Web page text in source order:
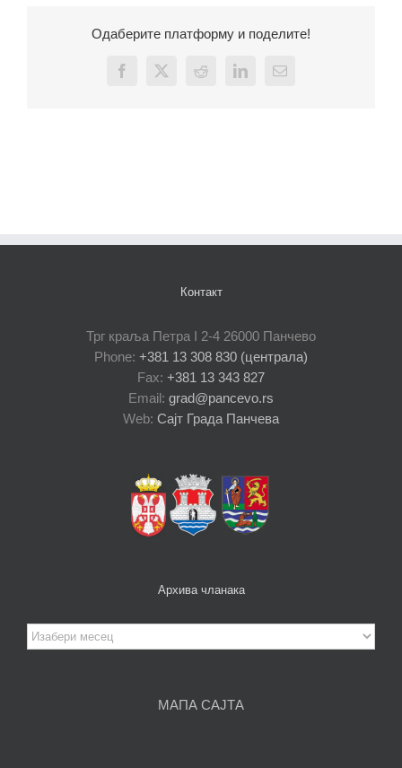
Одаберите платформу и поделите!
Facebook
X Reddit LinkedInEmail
Контакт
Трг краља Петра I 2-4 26000 Панчево
Phone: +381 13 308 830 (централа)
Fax: +381 13 343 827
Email: grad@pancevo.rs
Web: Сајт Града Панчева
Архива чланака
Архива
чланака
МАПА САЈТА